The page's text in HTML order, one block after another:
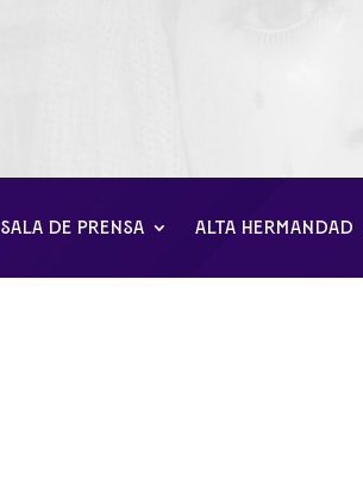
SALA DE PRENSA ALTA HERMANDAD